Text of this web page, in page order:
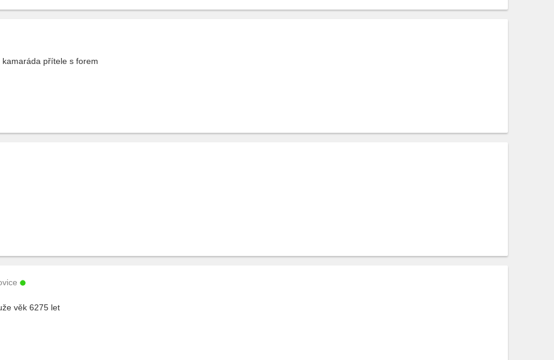
přítele s forem
věk 6275 let